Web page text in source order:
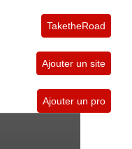
TaketheRoad
Ajouter un site
Ajouter un pro